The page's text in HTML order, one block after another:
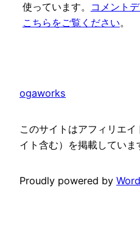
使っています。
コメント
こちらをご覧ください。
ogaworks
このサイトはアフィリエ
イト含む）を掲載していま
Proudly powered by